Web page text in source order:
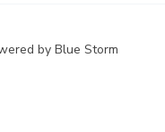
by Blue Storm